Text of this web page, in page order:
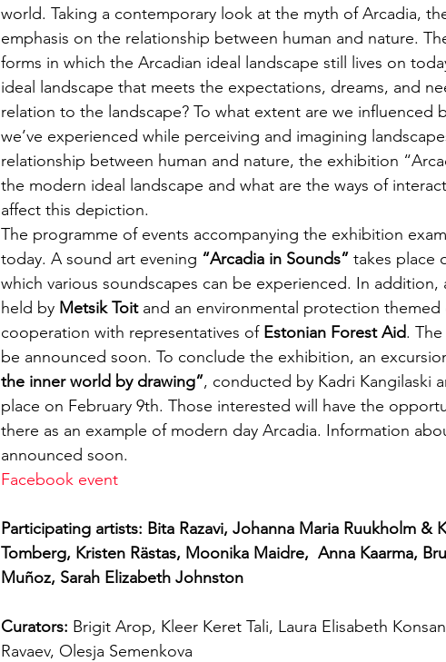
world. Taking a contemporary look at the myth of Arcadia,
emphasis on the relationship between human and nature.
forms in which the Arcadian ideal landscape still lives on
ideal landscape that meets the expectations, dreams, and
relation to the landscape? To what extent are we influenced
we’ve experienced while perceiving and imagining
relationship between human and nature, the exhibition
the modern ideal landscape and what are the ways of
affect this depiction.
The programme of events accompanying the exhibition
today. A sound art evening “Arcadia in Sounds” takes place
which various soundscapes can be experienced. In
held by Metsik Toit and an environmental protection themed
cooperation with representatives of Estonian Forest Aid.
be announced soon. To conclude the exhibition, an
the inner world by drawing”, conducted by Kadri Kangilaski
place on February 9th. Those interested will have the
there as an example of modern day Arcadia. Information
announced soon.
Facebook event
Participating artists: Bita Razavi, Johanna Maria Ruukholm &
Tomberg, Kristen Rästas, Moonika Maidre,  Anna Kaarma,
Muñoz, Sarah Elizabeth Johnston
Curators: Brigit Arop, Kleer Keret Tali, Laura Elisabeth
Ravaev, Olesja Semenkova